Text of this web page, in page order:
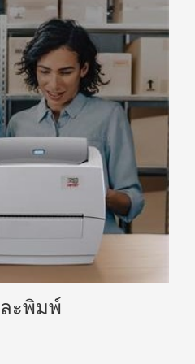
ะพิมพ์